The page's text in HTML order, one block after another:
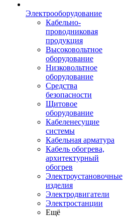
Электрооборудование
Кабельно-
проводниковая
продукция
Высоковольтное
оборудование
Низковольтное
оборудование
Средства
безопасности
Щитовое
оборудование
Кабеленесущие
системы
Кабельная арматура
Кабель обогрева,
архитектурный
обогрев
Электроустановочные
изделия
Электродвигатели
Электростанции
Ещё